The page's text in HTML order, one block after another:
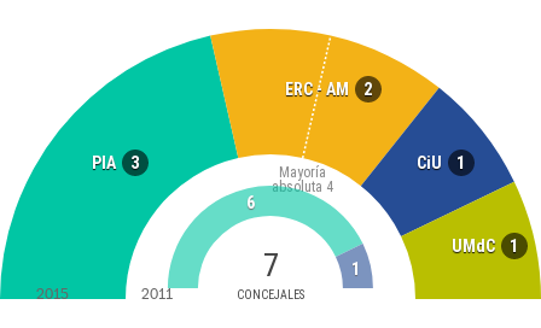
PIA 3
ERC - AM 2
CiU 1
UMdC 1
7
CONCEJALES
Mayoría
absoluta 4
6
1
2015 2011